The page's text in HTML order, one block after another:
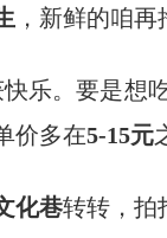
，新鲜的咱再
乐。要是想
价多在5-15元
化巷转转，拍